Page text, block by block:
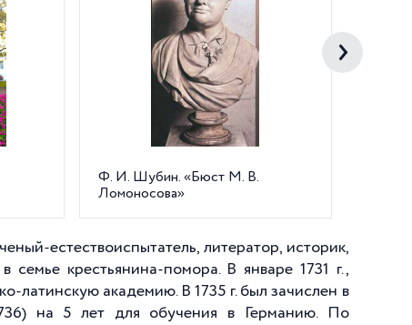
Ф. И. Шубин. «Бюст М. В.
Ломоносова»
естествоиспытатель, литератор, историк,
семье крестьянина-помора. В январе 1731 г.,
латинскую академию. В1735 г. был зачислен в
на 5 лет для обучения в Германию. По